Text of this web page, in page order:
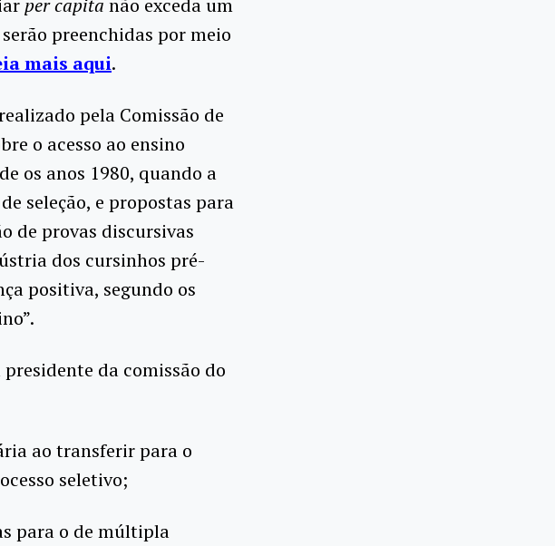
preenchidas por meio
mais aqui.
pela Comissão de
o acesso ao ensino
os anos 1980, quando a
seleção, e propostas para
de provas discursivas
dos cursinhos pré-
positiva, segundo os
da comissão do
ao transferir para o
seletivo;
para o de múltipla